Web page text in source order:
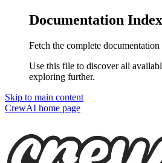
Documentation Index
Fetch the complete documentation
Use this file to discover all
exploring further.
Skip to main content
CrewAI home page